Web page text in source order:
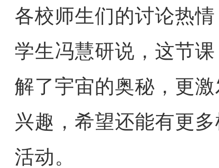
各校师生们的讨论热
学生冯慧研说，这节
解了宇宙的奥秘，更
兴趣，希望还能有更
活动。